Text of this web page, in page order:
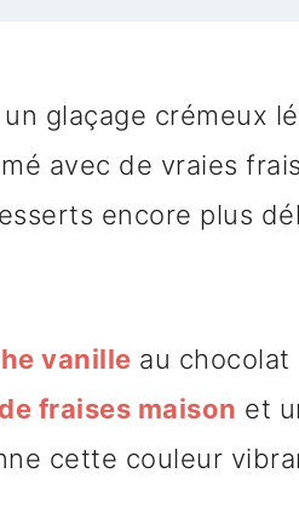
glaçage crémeux
avec de vraies
encore plus
vanille au chocolat
fraises maison et
cette couleur